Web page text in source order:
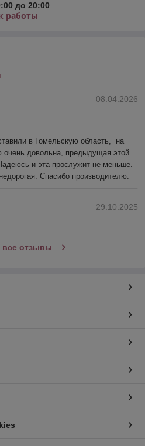
до 20:00
работы
08.04.2026
в Гомельскую область,  на
очень довольна, предыдущая этой
и эта прослужит не меньше.
Спасибо производителю.
29.10.2025
все отзывы